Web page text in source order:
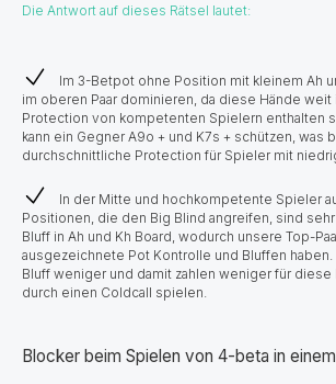
Die Antwort auf dieses Rätsel lautet:
Im 3-Betpot ohne Position mit kleinem Ah
im oberen Paar dominieren, da diese Hände weit
Protection von kompetenten Spielern enthalten
kann ein Gegner A9o + und K7s + schützen, was
durchschnittliche Protection für Spieler mit
In der Mitte und hochkompetente Spieler
Positionen, die den Big Blind angreifen, sind sehr
Bluff in Ah und Kh Board, wodurch unsere Top-
ausgezeichnete Pot Kontrolle und Bluffen
Bluff weniger und damit zahlen weniger für
durch einen Coldcall spielen.
Blocker beim Spielen von 4-beta in